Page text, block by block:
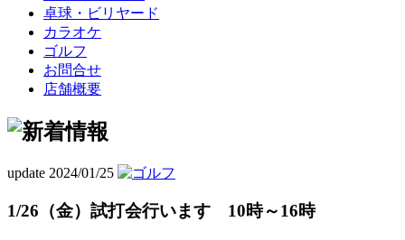
卓球・ビリヤード
カラオケ
ゴルフ
お問合せ
店舗概要
update 2024/01/25
1/26（金）試打会行います 10時～16時